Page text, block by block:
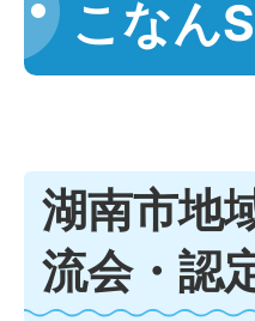
こなん
湖南市地
流会・認